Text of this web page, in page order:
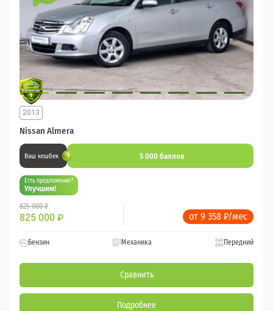
Nissan Almera
2013
Ваш кешбек 5 000 баллов
Есть предложение?
Улучшим!
825 000 ₽
825 000 ₽ от 9 358 ₽/мес
Бензин Механика Передний
Сравнить
Подробнее